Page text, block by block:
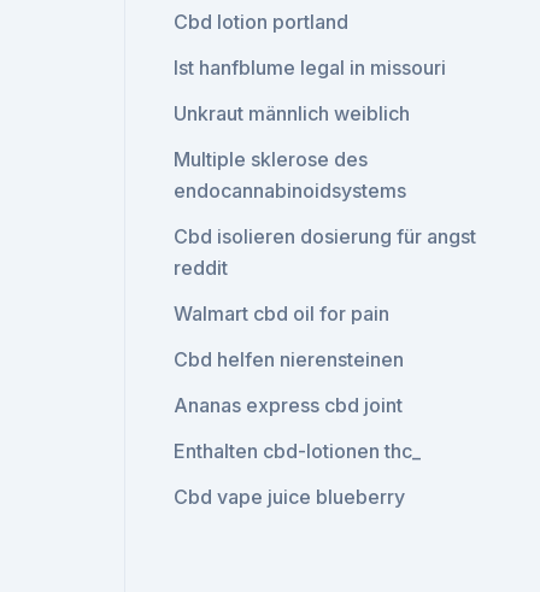
Cbd lotion portland
Ist hanfblume legal in missouri
Unkraut männlich weiblich
Multiple sklerose des
endocannabinoidsystems
Cbd isolieren dosierung für angst
reddit
Walmart cbd oil for pain
Cbd helfen nierensteinen
Ananas express cbd joint
Enthalten cbd-lotionen thc_
Cbd vape juice blueberry